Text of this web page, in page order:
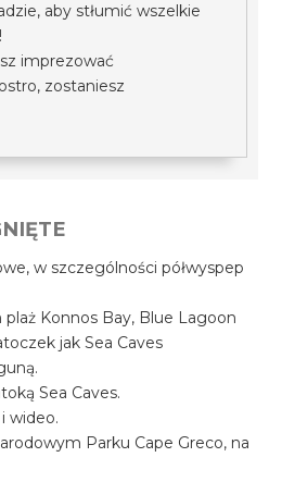
aby stłumić wszelkie
imprezować
zostaniesz
w szczególności półwyspep
plaż Konnos Bay, Blue Lagoon
jak Sea Caves
Sea Caves.
wideo.
Parku Cape Greco, na